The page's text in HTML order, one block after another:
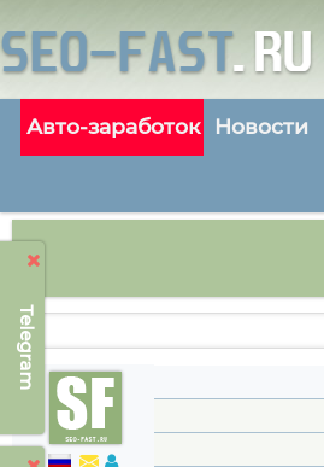
Telegram
Авто-заработок Новости